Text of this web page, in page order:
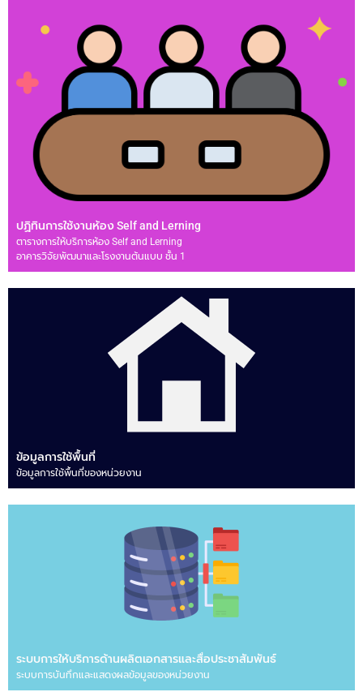
ปฏิทินการใช้งานห้อง Self and Lerning
ตารางการให้บริการห้อง Self and Lerning
อาคารวิจัยพัฒนาและโรงงานต้นแบบ ชั้น 1
ข้อมูลการใช้พื้นที่
ข้อมูลการใช้พื้นที่ของหน่วยงาน
ระบบการให้บริการด้านผลิตเอกสารและสื่อประชาสัมพันธ์
ระบบการบันทึกและแสดงผลข้อมูลของหน่วยงาน